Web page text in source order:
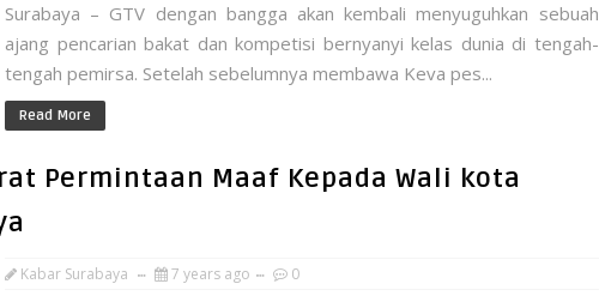
Surabaya – GTV dengan bangga akan kembali menyuguhkan sebuah
ajang pencarian bakat dan kompetisi bernyanyi kelas dunia di tengah-
tengah pemirsa. Setelah sebelumnya membawa Keva pes...
Read More
Permintaan Maaf Kepada Wali kota
Kabar Surabaya 7 years ago 0